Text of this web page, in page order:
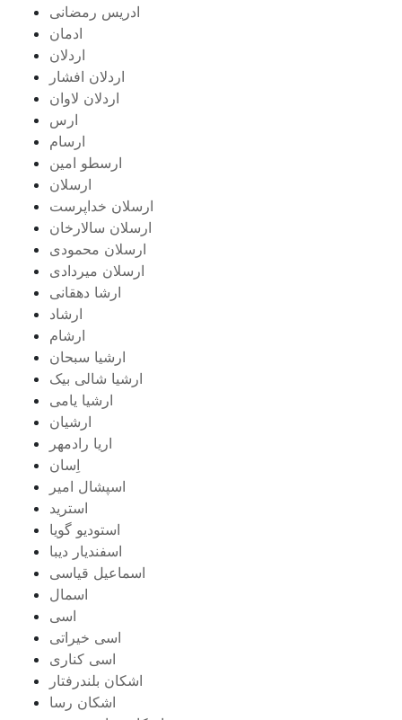
ادریس رمضانی
ادمان
اردلان
اردلان افشار
اردلان لاوان
ارس
ارسام
ارسطو امین
ارسلان
ارسلان خداپرست
ارسلان سالارخان
ارسلان محمودی
ارسلان میردادی
ارشا دهقانی
ارشاد
ارشام
ارشیا سبحان
ارشیا شالی بیک
ارشیا یامی
ارشیان
اریا رادمهر
اِسان
اسپشال امیر
استرید
استودیو گویا
اسفندیار دیبا
اسماعیل قیاسی
اسمال
اسی
اسی خیراتی
اسی کناری
اشکان بلندرفتار
اشکان رسا